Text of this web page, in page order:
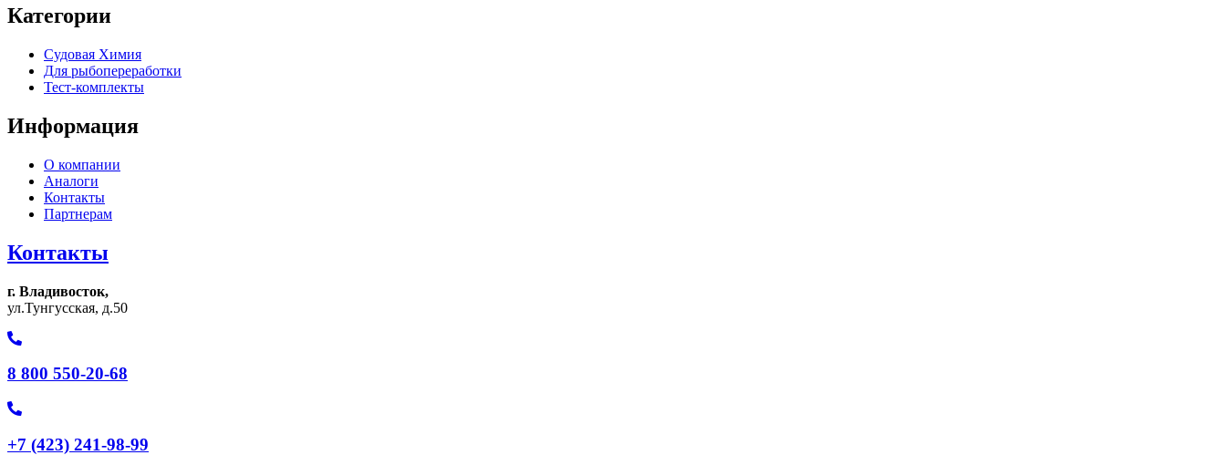
Категории
Судовая Химия
Для рыбопереработки
Тест-комплекты
Информация
О компании
Аналоги
Контакты
Партнерам
Контакты
г. Владивосток,
ул.Тунгусская, д.50
8 800 550-20-68
+7 (423) 241-98-99